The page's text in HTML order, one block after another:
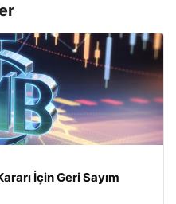
İçin Geri Sayım